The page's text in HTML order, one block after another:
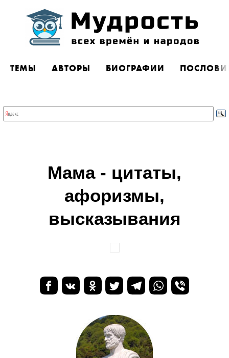
ТЕМЫ АВТОРЫ БИОГРАФИИ
Мама - цитаты,
афоризмы,
высказывания